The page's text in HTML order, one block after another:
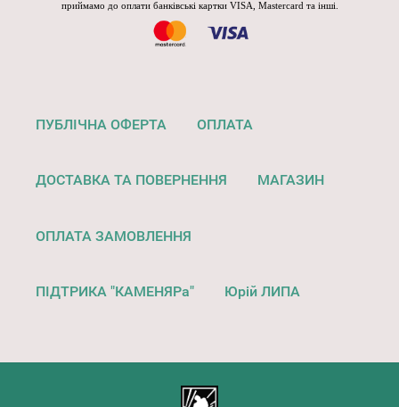
приймамо до оплати банківські картки VISA, Mastercard та інші.
ПУБЛІЧНА ОФЕРТА ОПЛАТА
ДОСТАВКА ТА ПОВЕРНЕННЯ МАГАЗИН
ОПЛАТА ЗАМОВЛЕННЯ
ПІДТРИКА "КАМЕНЯРа" Юрій ЛИПА